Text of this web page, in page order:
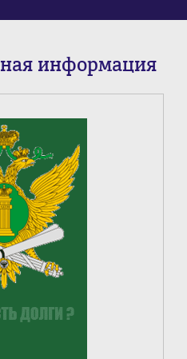
информация